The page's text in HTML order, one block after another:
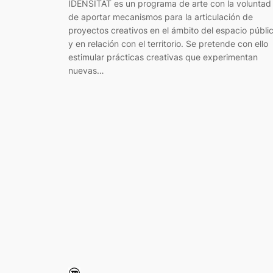
IDENSITAT es un programa de arte con la voluntad
de aportar mecanismos para la articulación de
proyectos creativos en el ámbito del espacio
y en relación con el territorio. Se pretende con ello
estimular prácticas creativas que experimentan
nuevas…